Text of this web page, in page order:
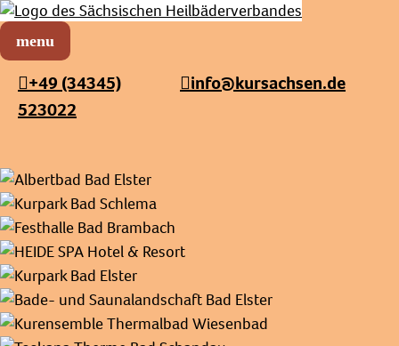
Sächsischer Heilbäderverband
+49 (34345)
523022
info@kursachsen.de